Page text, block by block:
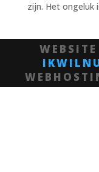
zijn. Het ongeluk